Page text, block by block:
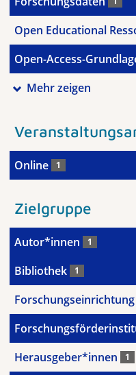
Open Educational
Open-Access-
Mehr zeigen
Online 1
Zielgruppe
Autor*innen 1
Bibliothek 1
Forschungseinrichtung
Herausgeber*innen 1